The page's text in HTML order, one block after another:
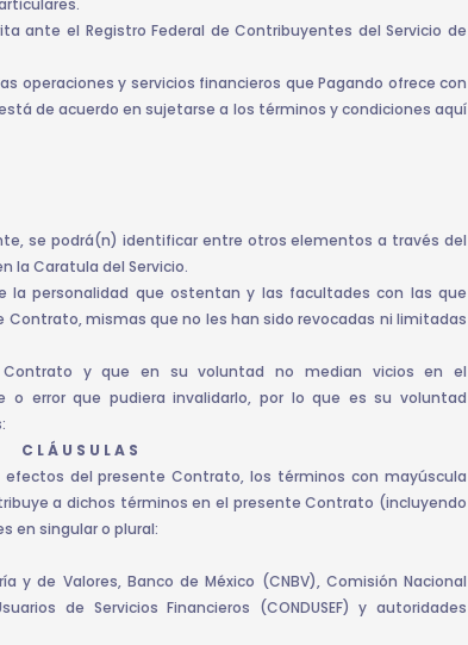
ante el Registro Federal de Contribuyentes del Servicio de
operaciones y servicios financieros que Pagando ofrece con
de acuerdo en sujetarse a los términos y condiciones aquí
se podrá(n) identificar entre otros elementos a través del
la Caratula del Servicio.
la personalidad que ostentan y las facultades con las que
mismas que no les han sido revocadas ni limitadas
y que en su voluntad no median vicios en el
o error que pudiera invalidarlo, por lo que es su voluntad
C L Á U S U L A S
efectos del presente Contrato, los términos con mayúscula
a dichos términos en el presente Contrato (incluyendo
en singular o plural:
y de Valores, Banco de México (CNBV), Comisión Nacional
de Servicios Financieros (CONDUSEF) y autoridades